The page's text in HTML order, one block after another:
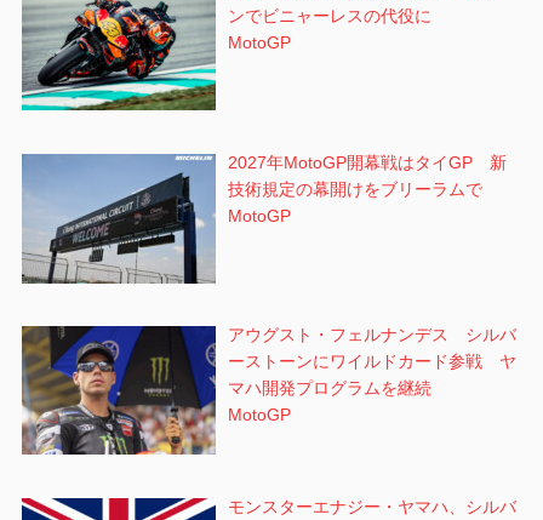
ンでビニャーレスの代役に
MotoGP
2027年MotoGP開幕戦はタイGP 新
技術規定の幕開けをブリーラムで
MotoGP
アウグスト・フェルナンデス シルバ
ーストーンにワイルドカード参戦 ヤ
マハ開発プログラムを継続
MotoGP
モンスターエナジー・ヤマハ、シルバ